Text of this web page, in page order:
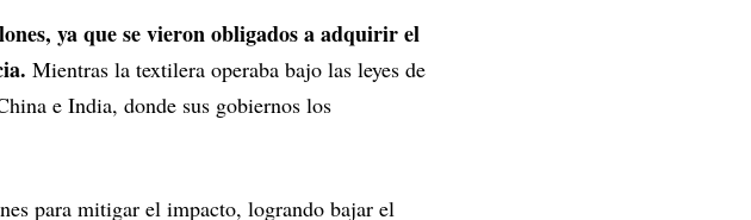
ya que se vieron obligados a adquirir el
Mientras la textilera operaba bajo las leyes de
e India, donde sus gobiernos los
para mitigar el impacto, logrando bajar el